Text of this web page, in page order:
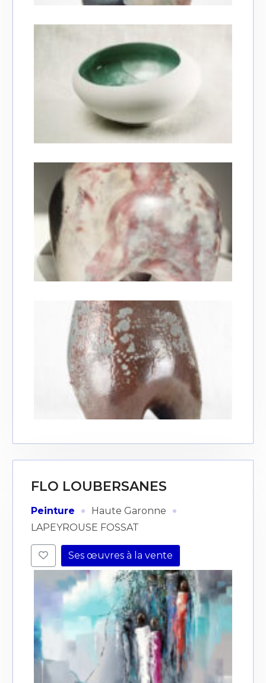
FLO LOUBERSANES
Peinture · Haute Garonne ·
LAPEYROUSE FOSSAT
Ses œuvres à la vente